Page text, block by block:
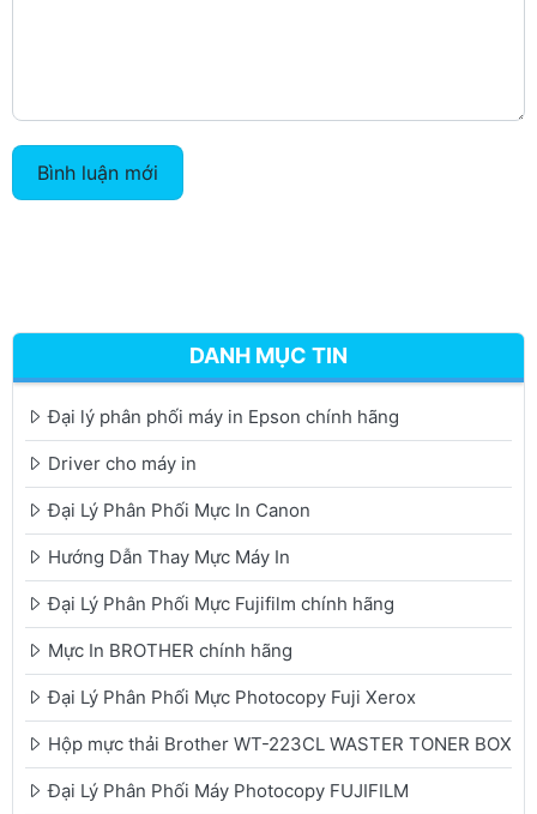
Bình luận mới
DANH MỤC TIN
Đại lý phân phối máy in Epson chính hãng
Driver cho máy in
Đại Lý Phân Phối Mực In Canon
Hướng Dẫn Thay Mực Máy In
Đại Lý Phân Phối Mực Fujifilm chính hãng
Mực In BROTHER chính hãng
Đại Lý Phân Phối Mực Photocopy Fuji Xerox
Hộp mực thải Brother WT-223CL WASTER TONER BOX
Đại Lý Phân Phối Máy Photocopy FUJIFILM